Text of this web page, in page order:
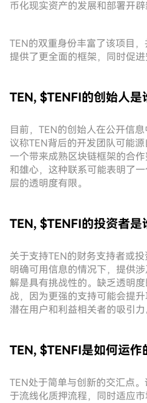
币化现实资产的发展和部署开辟
TEN的双重身份丰富了该项目
提供了更全面的框架，同时促进
TEN, $TENFI的创始人是
目前，TEN的创始人在公开信
议称TEN背后的开发团队可能
一个带来成熟区块链框架的合
和雄心，这种联系可能表明了
层的透明度有限。
TEN, $TENFI的投资者是
关于支持TEN的财务支持者或
明确可用信息的情况下，提供
解是具有挑战性的。缺乏透明
战，因为更强的支持可能会提
潜在用户和利益相关者的吸引力
TEN, $TENFI是如何运作
TEN处于简单与创新的交汇点
于流线化质押流程，同时适应